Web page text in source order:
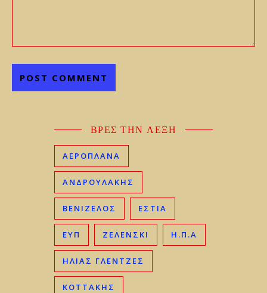
ΒΡΕΣ ΤΗΝ ΛΕΞΗ
ΑΕΡΟΠΛΑΝΑ
ΑΝΔΡΟΥΛΑΚΗΣ
ΒΕΝΙΖΈΛΟΣ ΕΣΤΙΑ
ΕΥΠ ΖΕΛΕΝΣΚΙ Η.Π.Α
ΗΛΊΑΣ ΓΛΕΝΤΖΈΣ
ΚΟΤΤΑΚΗΣ